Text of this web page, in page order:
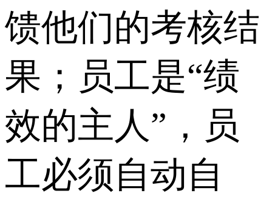
馈他们的考核结
果；员工是“绩
效的主人”，员
工必须自动自